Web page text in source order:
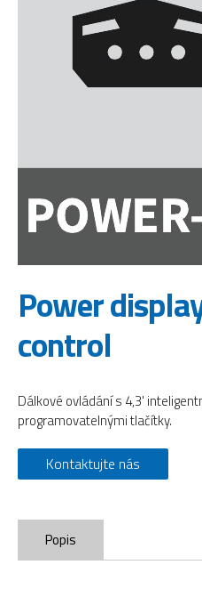
Power
control
Dálkové ovládání s 4,3'
programovatelnými tlačítky.
Kontaktujte nás
Popis